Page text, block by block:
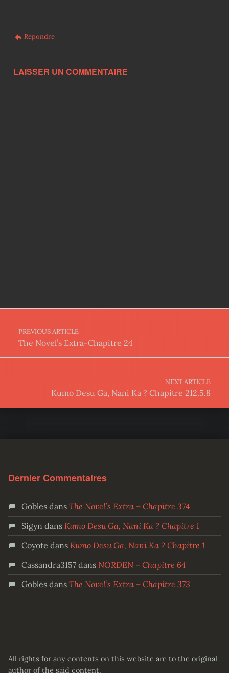
Répondre
LAISSER UN COMMENTAIRE
Post navigation
PREVIOUS ARTICLE
The Novel’s Extra-Chapitre 24
NEXT ARTICLE
Kumo Desu Ga, Nani Ka ? Chapitre 212.5.8
Dernier Commentaires
Goblesdans The Novel’s Extra – Chapitre 374
Sigyn dans Kumo Desu Ga, Nani Ka ? Chapitre 1
Coyote dans Kumo Desu Ga, Nani Ka ? Chapitre 1
Cassandra3157dans NORDEN – Chapitre 64
Goblesdans The Novel’s Extra – Chapitre 373
All rights for any contents on this website are to the original
author of the said content.